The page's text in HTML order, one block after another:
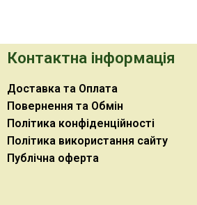
Контактна інформація
Доставка та Оплата
Повернення та Обмін
Політика конфіденційності
Політика використання сайту
Публічна оферта